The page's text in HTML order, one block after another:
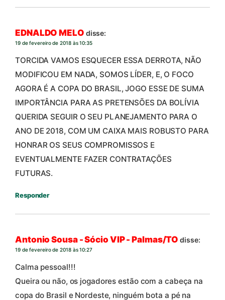
EDNALDO MELO disse:
19 de fevereiro de 2018 às 10:35
TORCIDA VAMOS ESQUECER ESSA DERROTA, NÃO
MODIFICOU EM NADA, SOMOS LÍDER, E, O FOCO
AGORA É A COPA DO BRASIL, JOGO ESSE DE SUMA
IMPORTÂNCIA PARA AS PRETENSÕES DA BOLÍVIA
QUERIDA SEGUIR O SEU PLANEJAMENTO PARA O
ANO DE 2018, COM UM CAIXA MAIS ROBUSTO PARA
HONRAR OS SEUS COMPROMISSOS E
EVENTUALMENTE FAZER CONTRATAÇÕES
FUTURAS.
Responder
Antonio Sousa - Sócio VIP - Palmas/TO disse:
19 de fevereiro de 2018 às 10:27
Calma pessoal!!!
Queira ou não, os jogadores estão com a cabeça na
copa do Brasil e Nordeste, ninguém bota a pé na